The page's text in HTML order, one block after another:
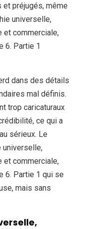
et préjugés, même
universelle,
et commerciale,
6. Partie 1
dans des détails
mal définis.
trop caricaturaux
ce qui a
sérieux. Le
universelle,
et commerciale,
6. Partie 1 qui se
mais sans